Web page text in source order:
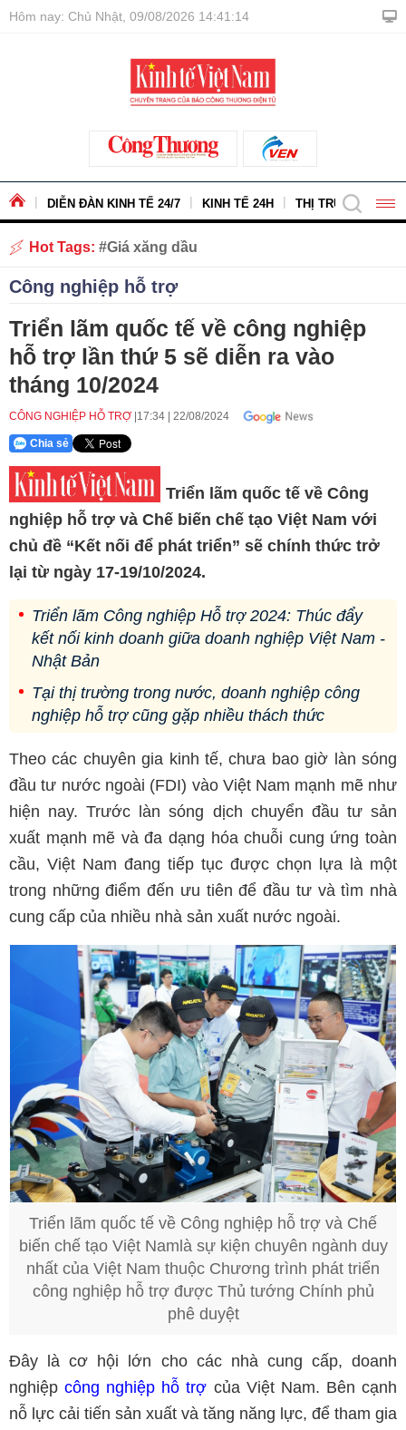
Hôm nay: Chủ Nhật, 09/08/2026 14:41:15
DIỄN ĐÀN KINH TẾ 24/7 KINH TẾ 24H THỊ TRƯỜNG -
Hot Tags: Giá xăng dầu
Công nghiệp hỗ trợ
Triển lãm quốc tế về công nghiệp
hỗ trợ lần thứ 5 sẽ diễn ra vào
tháng 10/2024
CÔNG NGHIỆP HỖ TRỢ 17:34 22/08/2024
Chia sẻ
Triển lãm quốc tế về Công
nghiệp hỗ trợ và Chế biến chế tạo Việt Nam với
chủ đề “Kết nối để phát triển” sẽ chính thức trở
lại từ ngày 17-19/10/2024.
Triển lãm Công nghiệp Hỗ trợ 2024: Thúc đẩy
kết nối kinh doanh giữa doanh nghiệp Việt Nam -
Nhật Bản
Tại thị trường trong nước, doanh nghiệp công
nghiệp hỗ trợ cũng gặp nhiều thách thức
Theo các chuyên gia kinh tế, chưa bao giờ làn sóng
đầu tư nước ngoài (FDI) vào Việt Nam mạnh mẽ như
hiện nay. Trước làn sóng dịch chuyển đầu tư sản
xuất mạnh mẽ và đa dạng hóa chuỗi cung ứng toàn
cầu, Việt Nam đang tiếp tục được chọn lựa là một
trong những điểm đến ưu tiên để đầu tư và tìm nhà
cung cấp của nhiều nhà sản xuất nước ngoài.
Triển lãm quốc tế về Công nghiệp hỗ trợ và Chế
biến chế tạo Việt Nam là sự kiện chuyên ngành duy
nhất của Việt Nam thuộc Chương trình phát triển
công nghiệp hỗ trợ được Thủ tướng Chính phủ
phê duyệt
Đây là cơ hội lớn cho các nhà cung cấp, doanh
nghiệpcông nghiệp hỗ trợ của Việt Nam. Bên cạnh
nỗ lực cải tiến sản xuất và tăng năng lực, để tham gia